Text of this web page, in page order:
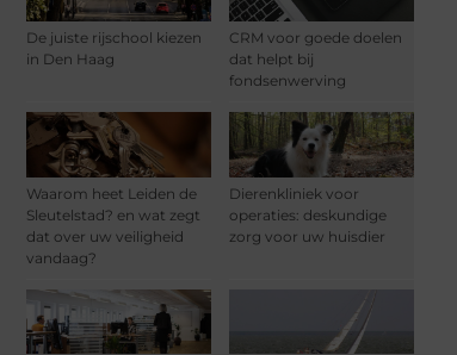
De juiste rijschool kiezen
in Den Haag
CRM voor goede doelen
dat helpt bij
fondsenwerving
Waarom heet Leiden de
Sleutelstad? en wat zegt
dat over uw veiligheid
vandaag?
Dierenkliniek voor
operaties: deskundige
zorg voor uw huisdier